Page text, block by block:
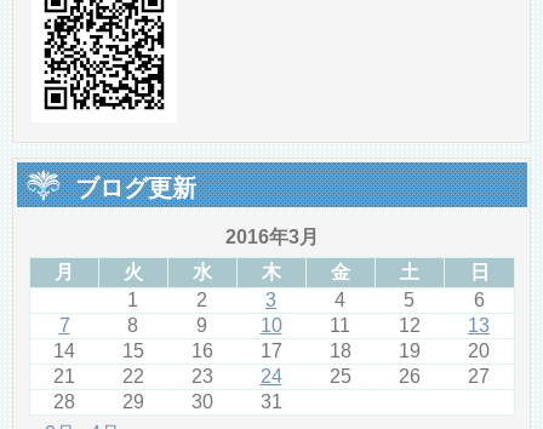
ブログ更新
2016年3月
月
火 水 木 金 土
日
1
2 3 4 5
6
7
8 9 10 11 12
13
14
15 16 17 18 19
20
21
22 23 24 25 26
27
28
29 30
31